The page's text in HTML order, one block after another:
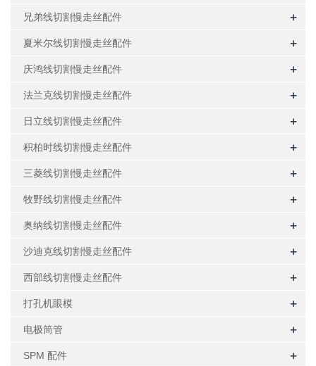
兄弟线切割慢走丝配件 +
夏米尔线切割慢走丝配件 +
庆鸿线切割慢走丝配件 +
法兰克线切割慢走丝配件 +
日立线切割慢走丝配件 +
积柏时线切割慢走丝配件 +
三菱线切割慢走丝配件 +
牧野线切割慢走丝配件 +
奥纳线切割慢走丝配件 +
沙迪克线切割慢走丝配件 +
西部线切割慢走丝配件 +
打孔机眼模 +
电极筒管 +
SPM 配件 +